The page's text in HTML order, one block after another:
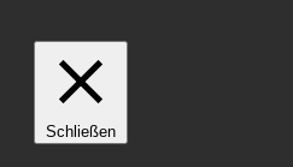
Schließen